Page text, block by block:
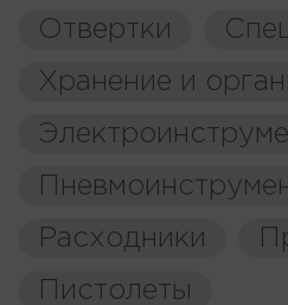
Отвертки
Хранение и
Расходники
Пистолеты